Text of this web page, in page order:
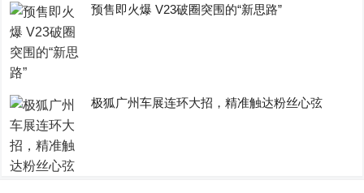
预售即火爆 V23破圈突围的“新思路”
极狐广州车展连环大招，精准触达粉丝心弦